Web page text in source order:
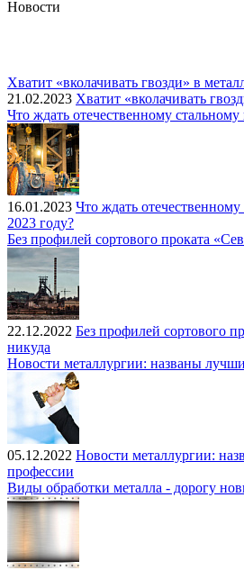
Новости
Хватит «вколачивать гвозди» в
21.02.2023 Хватит «вколачивать
Что ждать отечественному стальному
16.01.2023 Что ждать
2023 году?
Без профилей сортового проката
22.12.2022 Без профилей сортового
никуда
Новости металлургии: названы
05.12.2022 Новости металлургии:
профессии
Виды обработки металла - дорогу